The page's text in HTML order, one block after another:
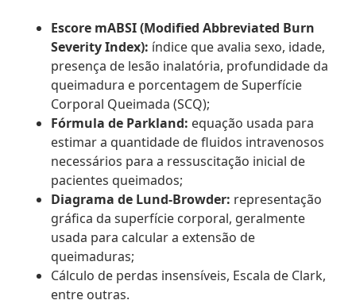
Escore mABSI (Modified Abbreviated Burn
Severity Index): índice que avalia sexo, idade,
presença de lesão inalatória, profundidade da
queimadura e porcentagem de Superfície
Corporal Queimada (SCQ);
Fórmula de Parkland: equação usada para
estimar a quantidade de fluidos intravenosos
necessários para a ressuscitação inicial de
pacientes queimados;
Diagrama de Lund-Browder: representação
gráfica da superfície corporal, geralmente
usada para calcular a extensão de
queimaduras;
Cálculo de perdas insensíveis, Escala de Clark,
entre outras.